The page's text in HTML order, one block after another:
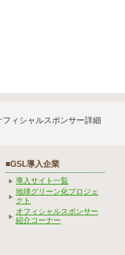
ィシャルスポンサー詳細
■GSL導入企業
導入サイト一覧
地球グリーン化プロジェ
クト
オフィシャルスポンサー
紹介コーナー